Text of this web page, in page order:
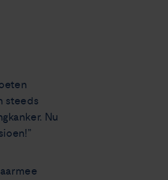
steeds
Nu